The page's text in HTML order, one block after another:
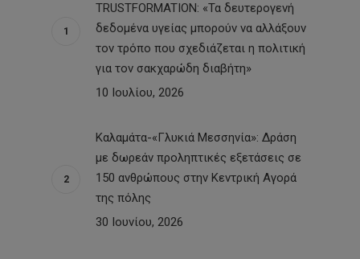
TRUSTFORMATION: «Τα δευτερογενή
δεδομένα υγείας μπορούν να αλλάξουν
τον τρόπο που σχεδιάζεται η πολιτική
για τον σακχαρώδη διαβήτη»
10 Ιουλίου, 2026
Καλαμάτα-«Γλυκιά Μεσσηνία»: Δράση
με δωρεάν προληπτικές εξετάσεις σε
150 ανθρώπους στην Κεντρική Αγορά
της πόλης
30 Ιουνίου, 2026